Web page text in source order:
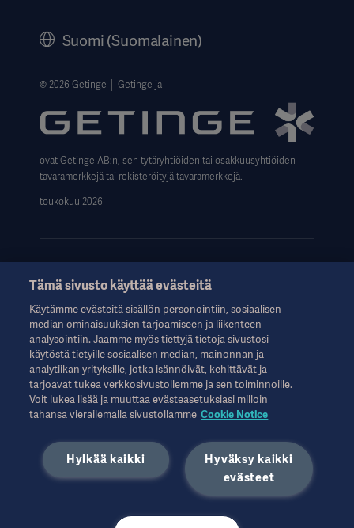
Website Privacy Policy
Website use disclaimer
Data Subject Request Form
Suomi (Suomalainen)
© 2026 Getinge │ Getinge ja
ovat Getinge AB:n, sen tytäryhtiöiden tai osakkuusyhtiöiden
tavaramerkkejä tai rekisteröityjä tavaramerkkejä.
toukokuu 2026
Nämä tiedot on tarkoitettu vain terveydenhuollon ammattilaisille
tai muille alan ammattilaisille, ja ne on tarkoitettu vain tiedoksi.
Ne eivät ole kattavia, eikä niitä siksi tule pitää käyttöohjeen,
huolto-oppaan tai lääketieteellisen neuvonnan korvikkeena.
Getinge ei ole vastuussa mistään sellaisista toimista tai
laiminlyönneistä, jotka perustuvat tähän aineistoon, ja siihen
luottaminen tapahtuu yksinomaan käyttäjän omalla vastuulla.
Mainittu hoito, ratkaisu tai tuote ei välttämättä ole saatavilla
kopioida tai käyttää kokonaan tai osittain ilman Getingen
kirjallista lupaa.
Nämä tiedot on tarkoitettu kansainväliselle yleisölle
omia eivätkä välttämättä heijasta tai edusta Getingen
Tämä sivusto käyttää evästeitä
Käytämme evästeitä sisällön personointiin, sosiaalisen
median ominaisuuksien tarjoamiseen ja liikenteen
analysointiin. Jaamme myös tiettyjä tietoja sivustosi
käytöstä tietyille sosiaalisen median, mainonnan ja
analytiikan yrityksille, jotka isännöivät, kehittävät ja
tarjoavat tukea verkkosivustollemme ja sen toiminnoille.
Voit lukea lisää ja muuttaa evästeasetuksiasi milloin
tahansa vierailemalla sivustollamme Cookie Notice
Hyväksy kaikki
evästeet
Hylkää kaikki